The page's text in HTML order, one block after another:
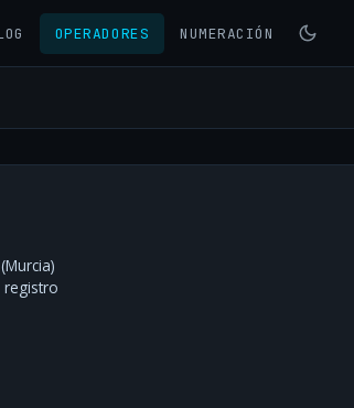
OPERADORES NUMERACIÓN
registro